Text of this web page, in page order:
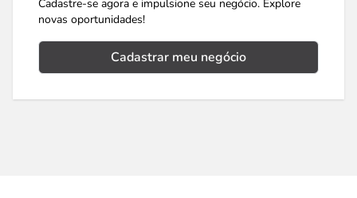
Cadastre-se agora e impulsione seu negócio. Explore
novas oportunidades!
Cadastrar meu negócio